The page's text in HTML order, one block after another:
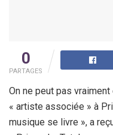
0
PARTAGES
On ne peut pas
« artiste associée » à
musique se livre », a